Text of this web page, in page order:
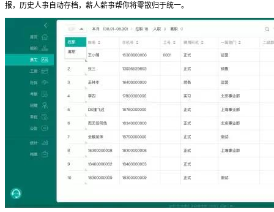
报，历史人事自动存档，薪人薪事帮你将零散归于统一。